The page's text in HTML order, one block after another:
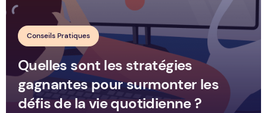
Conseils Pratiques
Quelles sont les stratégies
gagnantes pour surmonter les
défis de la vie quotidienne ?